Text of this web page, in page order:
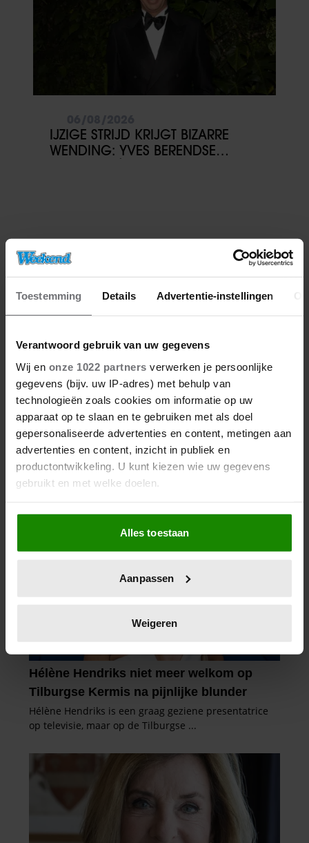
Toestemming Details Advertentie-instellingen
Verantwoord gebruik van uw gegevens
Wij en onze 1022 partners verwerken je persoonlijke
gegevens (bijv. uw IP-adres) met behulp van
technologieën zoals cookies om informatie op uw
apparaat op te slaan en te gebruiken met als doel
gepersonaliseerde advertenties en content, metingen aan
advertenties en content, inzicht in publiek en
productontwikkeling. U kunt kiezen wie uw gegevens
gebruikt en met welke doelen.
Als u het toestaat, willen we ook graag:
Informatie verzamelen over uw geografische
locatie, die tot een paar meter nauwkeurig kan zijn
scannen op specifieke eigenschappen (fingerprinting)
verwerkt en stel uw voorkeuren in het
intrekken in de Cookieverklaring.
We gebruiken cookies om content en advertenties te
en om ons websiteverkeer te analyseren. Ook delen we
partners voor social media, adverteren en analyse. Deze
partners kunnen deze gegevens combineren met andere
informatie die u aan ze heeft verstrekt of die ze hebben
verzameld op basis van uw gebruik van hun services. U
gaat akkoord met onze cookies als u onze website blijft
gebruiken.
Alles toestaan
Aanpassen
Weigeren
IJZIGE STRIJD KRIJGT BIZARRE
WENDING: YVES BERENDSE